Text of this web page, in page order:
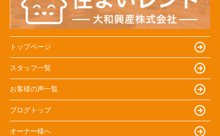
トップページ
スタッフ一覧
お客様の声一覧
ブログトップ
オーナー様へ